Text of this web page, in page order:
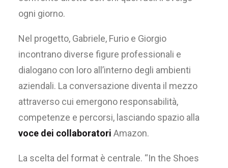
ogni giorno.
Nel progetto, Gabriele, Furio e Giorgio
incontrano diverse figure professionali e
dialogano con loro all’interno degli ambienti
aziendali. La conversazione diventa il mezzo
attraverso cui emergono responsabilità,
competenze e percorsi, lasciando spazio alla
voce dei collaboratori Amazon.
La scelta del format è centrale. “In the Shoes